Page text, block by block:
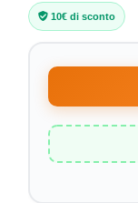
10€ di sconto